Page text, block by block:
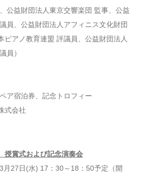
公益財団法人東京交響楽団 監事、公益
員、公益財団法人アフィニス文化財団
ピアノ教育連盟 評議員、公益財団法人
員）
ア宿泊券、記念トロフィー
式会社
賞式および記念演奏会
27日(水) 17：30～18：50予定（開